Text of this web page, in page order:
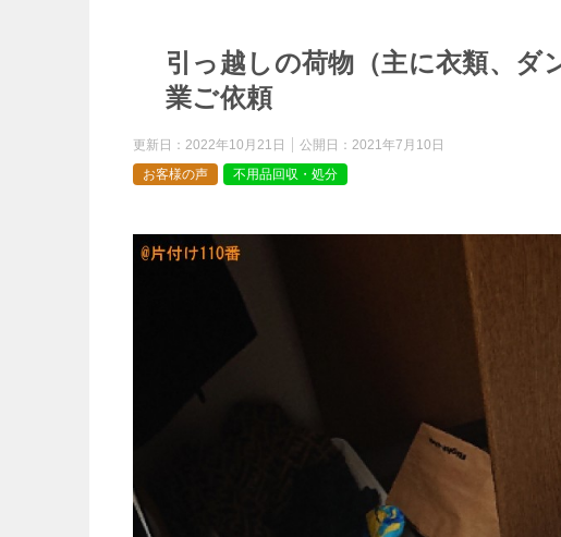
引っ越しの荷物（主に衣類、
業ご依頼
更新日： 2022年10月21日 公開日： 2021年7月10日
お客様の声
不用品回収・処分